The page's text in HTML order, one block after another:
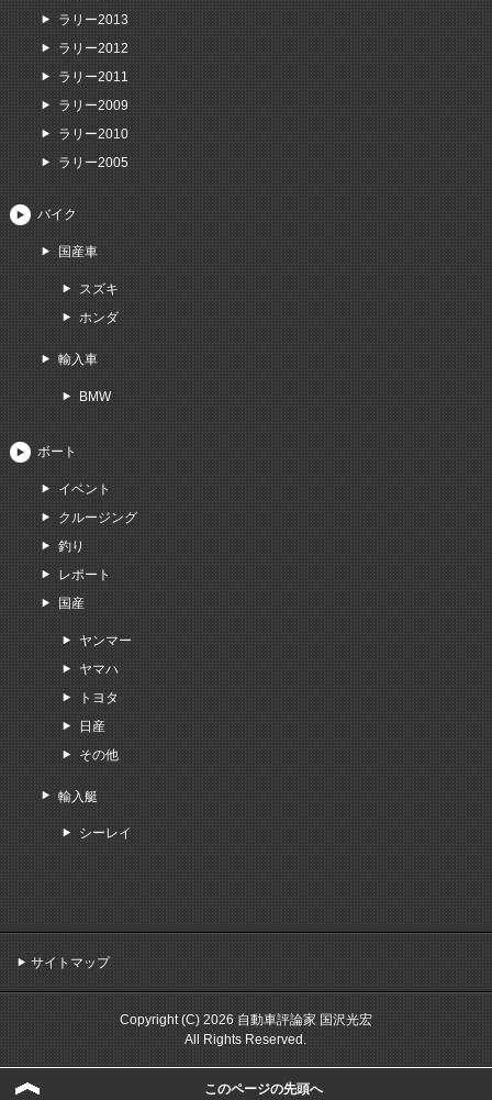
ラリー2013
ラリー2012
ラリー2011
ラリー2009
ラリー2010
ラリー2005
バイク
国産車
スズキ
ホンダ
輸入車
BMW
ボート
イベント
クルージング
釣り
レポート
国産
ヤンマー
ヤマハ
トヨタ
日産
その他
輸入艇
シーレイ
サイトマップ
Copyright (C) 2026 自動車評論家 国沢光宏
All Rights Reserved.
このページの先頭へ